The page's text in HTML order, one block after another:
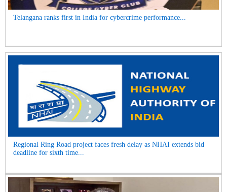
Telangana ranks first in India for cybercrime performance...
Regional Ring Road project faces fresh delay as NHAI extends bid
deadline for sixth time...